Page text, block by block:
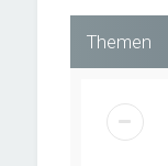
Themen